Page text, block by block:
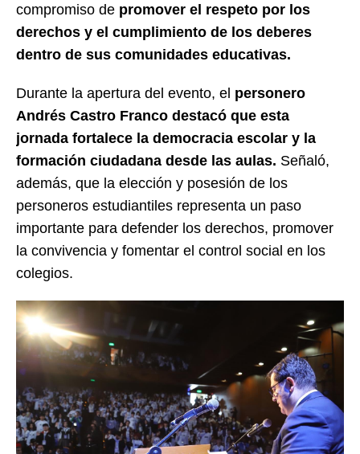
compromiso de promover el respeto por los
derechos y el cumplimiento de los deberes
dentro de sus comunidades educativas.
Durante la apertura del evento, el personero
Andrés Castro Franco destacó que esta
jornada fortalece la democracia escolar y la
formación ciudadana desde las aulas. Señaló,
además, que la elección y posesión de los
personeros estudiantiles representa un paso
importante para defender los derechos, promover
la convivencia y fomentar el control social en los
colegios.